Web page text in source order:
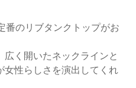
番のリブタンクトップがお
広く開いたネックラインと
女性らしさを演出してくれ